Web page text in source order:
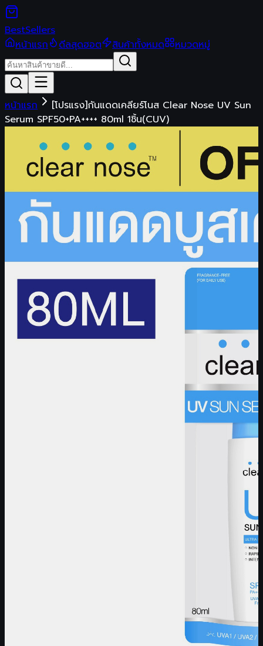
BestSellers
หน้าแรก
ดีลสุดฮอต สินค้าทั้งหมด หมวดหมู่
หน้าแรก
[โปรแรง]กันแดดเคลียร์โนส Clear Nose UV Sun
Serum SPF50+PA++++ 80ml 1ชิ้น(CUV)